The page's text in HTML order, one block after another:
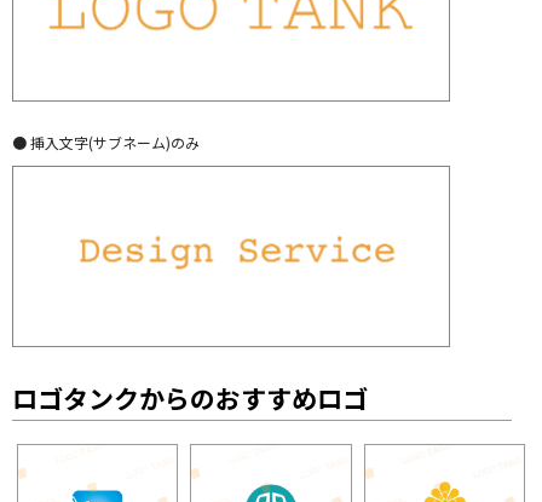
● 挿入文字(サブネーム)のみ
ロゴタンクからのおすすめロゴ